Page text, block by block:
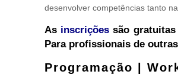
desenvolver competências tanto
As inscrições são gratuitas
Para profissionais de
Programação |